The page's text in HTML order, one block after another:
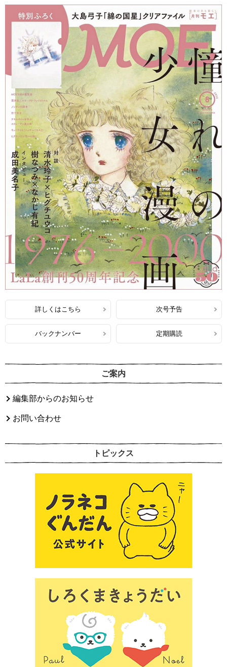
詳しくはこちら 次号予告
バックナンバー 定期購読
ご案内
編集部からのお知らせ
お問い合わせ
トピックス